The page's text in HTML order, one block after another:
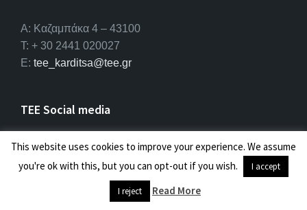
A: Καζαμπάκα 4 – 43100
T: + 30 2441 020027
E: tee_karditsa@tee.gr
TEE Social media
Fa
ce
Li
n
Yo
u
Πολιτική προσωπικών δεδομένων
This website uses cookies to improve your experience. We assume
you're ok with this, but you can opt-out if you wish.
I accept
I reject Read More